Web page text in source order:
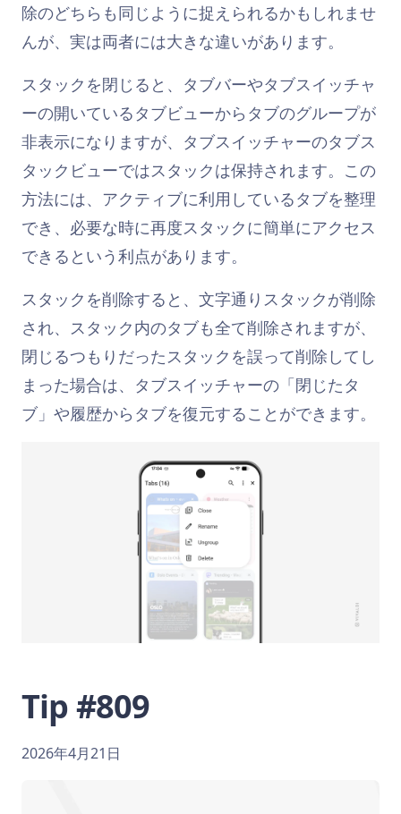
除のどちらも同じように捉えられるかもしれませ
んが、実は両者には大きな違いがあります。
スタックを閉じると、タブバーやタブスイッチャ
ーの開いているタブビューからタブのグループが
非表示になりますが、タブスイッチャーのタブス
タックビューではスタックは保持されます。この
方法には、アクティブに利用しているタブを整理
でき、必要な時に再度スタックに簡単にアクセス
できるという利点があります。
スタックを削除すると、文字通りスタックが削除
され、スタック内のタブも全て削除されますが、
閉じるつもりだったスタックを誤って削除してし
まった場合は、タブスイッチャーの「閉じたタ
ブ」や履歴からタブを復元することができます。
Tip #809
2026年4月21日